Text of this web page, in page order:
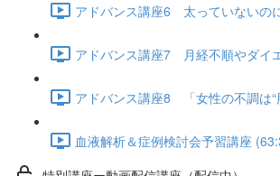
アドバンス講座6 太っていないの
アドバンス講座7 月経不順やダイ
アドバンス講座8 「女性の不調は“
血液解析＆症例検討会予習講座